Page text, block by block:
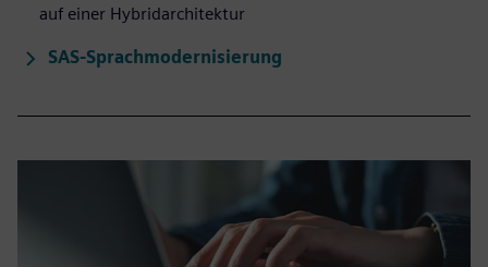
auf einer Hybridarchitektur
SAS-Sprachmodernisierung